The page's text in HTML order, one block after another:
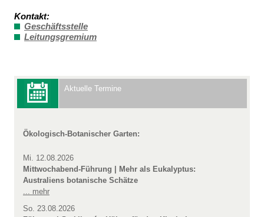
Kontakt:
Geschäftsstelle
Leitungsgremium
Aktuelle Termine
Ökologisch-Botanischer Garten:
Mi. 12.08.2026
Mittwochabend-Führung | Mehr als Eukalyptus:
Australiens botanische Schätze
... mehr
So. 23.08.2026